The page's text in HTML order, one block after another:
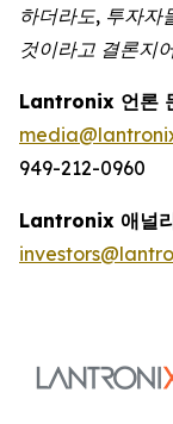
하더라도, 투자자
것이라고 결론지
Lantronix 언론
949-212-0960
Lantronix 애널